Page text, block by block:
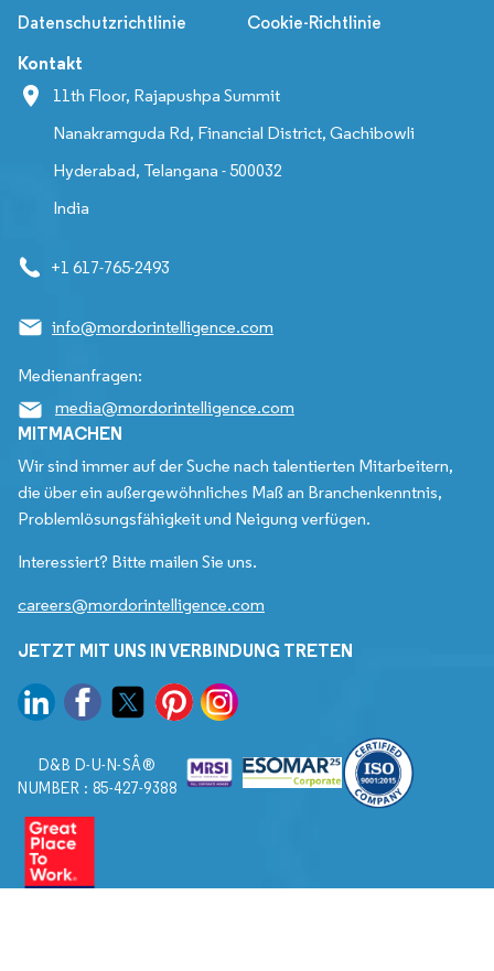
Datenschutzrichtlinie Cookie-Richtlinie
Kontakt
11th Floor, Rajapushpa Summit
Nanakramguda Rd, Financial District, Gachibowli
Hyderabad, Telangana - 500032
India
+1 617-765-2493
info@mordorintelligence.com
Medienanfragen:
media@mordorintelligence.com
MITMACHEN
Wir sind immer auf der Suche nach talentierten Mitarbeitern,
die über ein außergewöhnliches Maß an Branchenkenntnis,
Problemlösungsfähigkeit und Neigung verfügen.
Interessiert? Bitte mailen Sie uns.
careers@mordorintelligence.com
JETZT MIT UNS IN VERBINDUNG TRETEN
D&B D-U-N-SÂ®
NUMBER : 85-427-9388